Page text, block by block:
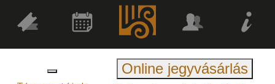
Online jegyvásárlás